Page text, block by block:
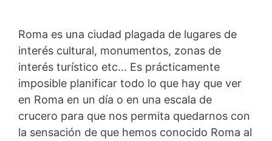
Roma es una ciudad plagada de lugares de
interés cultural, monumentos, zonas de
interés turístico etc… Es prácticamente
imposible planificar todo lo que hay que ver
en Roma en un día o en una escala de
crucero para que nos permita quedarnos con
la sensación de que hemos conocido Roma al